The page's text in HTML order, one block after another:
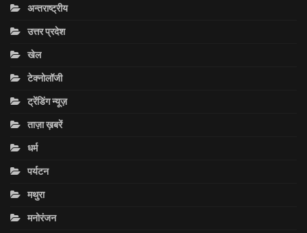
अन्तराष्ट्रीय
उत्तर प्रदेश
खेल
टेक्नोलॉजी
ट्रेंडिंग न्यूज़
ताज़ा ख़बरें
धर्म
पर्यटन
मथुरा
मनोरंजन